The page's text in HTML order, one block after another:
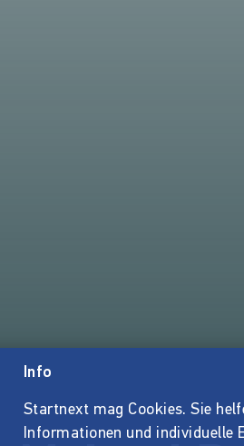
Info
Startnext mag Cookies. Sie
Informationen und individuelle